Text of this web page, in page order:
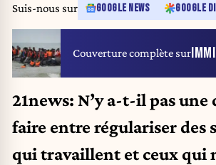
Suis-nous sur GOOGLE NEWS GOOGLE
Couverture complète sur
21news: N’y a-t-il pas
faire entre régulariser des
qui travaillent et ceux qui